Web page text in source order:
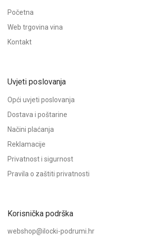
Početna
Web trgovina vina
Kontakt
Uvjeti poslovanja
Opći uvjeti poslovanja
Dostava i poštarine
Načini plaćanja
Reklamacije
Privatnost i sigurnost
Pravila o zaštiti privatnosti
Korisnička podrška
webshop@ilocki-podrumi.hr